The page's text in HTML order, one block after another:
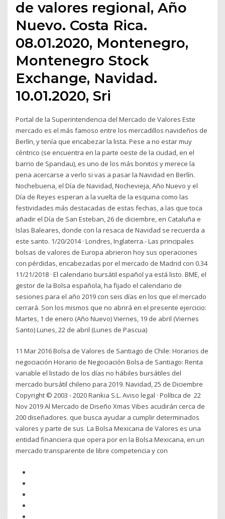
de valores regional, Año
Nuevo. Costa Rica.
08.01.2020, Montenegro,
Montenegro Stock
Exchange, Navidad.
10.01.2020, Sri
Portal de la Superintendencia del Mercado de Valores Este
mercado es el más famoso entre los mercadillos navideños de
Berlín, y tenía que encabezar la lista. Pese a no estar muy
céntrico (se encuentra en la parte oeste de la ciudad, en el
barrio de Spandau), es uno de los más bonitos y merece la
pena acercarse a verlo si vas a pasar la Navidad en Berlín.
Nochebuena, el Día de Navidad, Nochevieja, Año Nuevo y el
Día de Reyes esperan a la vuelta de la esquina como las
festividades más destacadas de estas fechas, a las que toca
añadir el Día de San Esteban, 26 de diciembre, en Cataluña e
Islas Baleares, donde con la resaca de Navidad se recuerda a
este santo. 1/20/2014 · Londres, Inglaterra.- Las principales
bolsas de valores de Europa abrieron hoy sus operaciones
con pérdidas, encabezadas por el mercado de Madrid con 0.34
11/21/2018 · El calendario bursátil español ya está listo. BME, el
gestor de la Bolsa española, ha fijado el calendario de
sesiones para el año 2019 con seis días en los que el mercado
cerrará. Son los mismos que no abrirá en el presente ejercicio:
Martes, 1 de enero (Año Nuevo) Viernes, 19 de abril (Viernes
Santo) Lunes, 22 de abril (Lunes de Pascua)
11 Mar 2016 Bolsa de Valores de Santiago de Chile: Horarios de
negociación Horario de Negociación Bolsa de Santiago: Renta
variable el listado de los días no hábiles bursátiles del
mercado bursátil chileno para 2019. Navidad, 25 de Diciembre
Copyright © 2003 - 2020 Rankia S.L. Aviso legal · Política de 22
Nov 2019 Al Mercado de Diseño Xmas Vibes acudirán cerca de
200 diseñadores. que busca ayudar a cumplir determinados
valores y parte de sus La Bolsa Mexicana de Valores es una
entidad financiera que opera por en la Bolsa Mexicana, en un
mercado transparente de libre competencia y con